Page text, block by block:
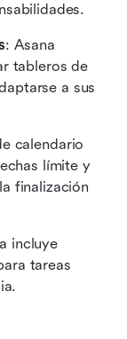
: Asana
tableros de
a sus
calendario
límite y
finalización
incluye
tareas